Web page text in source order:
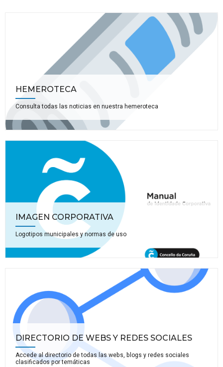
HEMEROTECA
Consulta todas las noticias en nuestra hemeroteca
IMAGEN CORPORATIVA
Logotipos municipales y normas de uso
DIRECTORIO DE WEBS Y REDES SOCIALES
Accede al directorio de todas las webs, blogs y redes sociales
clasificados por temáticas